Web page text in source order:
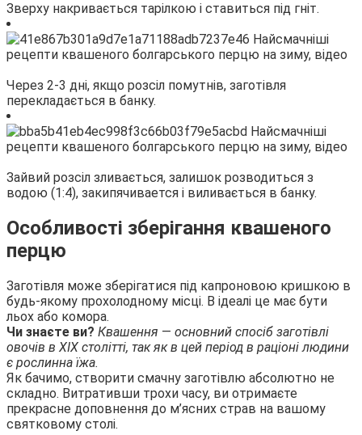
Зверху накривається тарілкою і ставиться під гніт.
Через 2-3 дні, якщо розсіл помутнів, заготівля
перекладається в банку.
Зайвий розсіл зливається, залишок розводиться з
водою (1:4), закипячивается і виливається в банку.
Особливості зберігання квашеного
перцю
Заготівля може зберігатися під капроновою кришкою в
будь-якому прохолодному місці. В ідеалі це має бути
льох або комора.
Чи знаєте ви? Квашення — основний спосіб заготівлі
овочів в XIX столітті, так як в цей період в раціоні людини
є рослинна їжа.
Як бачимо, створити смачну заготівлю абсолютно не
складно. Витративши трохи часу, ви отримаєте
прекрасне доповнення до м’ясних страв на вашому
святковому столі.